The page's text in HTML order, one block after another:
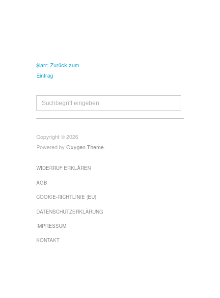
$larr; Zurück zum
Eintrag
Copyright © 2026
Powered by Oxygen Theme.
WIDERRUF ERKLÄREN
AGB
COOKIE-RICHTLINIE (EU)
DATENSCHUTZERKLÄRUNG
IMPRESSUM
KONTAKT